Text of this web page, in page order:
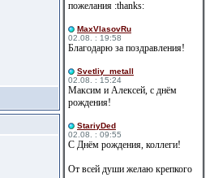
пожелания :thanks:
MaxVlasovRu
02.08. : 19:58
Благодарю за поздравления!
Svetliy_metall
02.08. : 15:24
Максим и Алексей, с днём
рождения!
StariyDed
02.08. : 09:55
С Днём рождения, коллеги!
От всей души желаю крепкого